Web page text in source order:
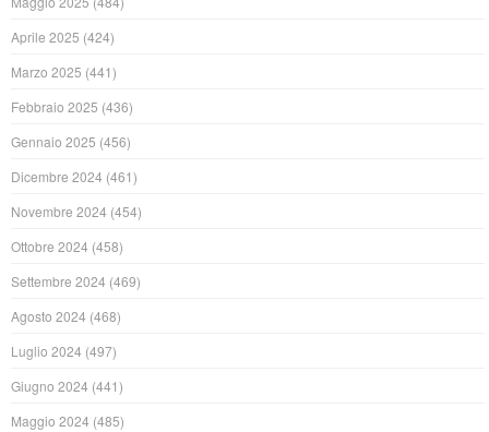
Aprile 2025 (424)
Marzo 2025 (441)
Febbraio 2025 (436)
Gennaio 2025 (456)
Dicembre 2024 (461)
Novembre 2024 (454)
Ottobre 2024 (458)
Settembre 2024 (469)
Agosto 2024 (468)
Luglio 2024 (497)
Giugno 2024 (441)
Maggio 2024 (485)